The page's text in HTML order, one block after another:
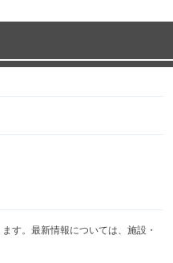
す。最新情報については、施設・